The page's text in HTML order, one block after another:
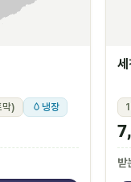
) 냉장
받